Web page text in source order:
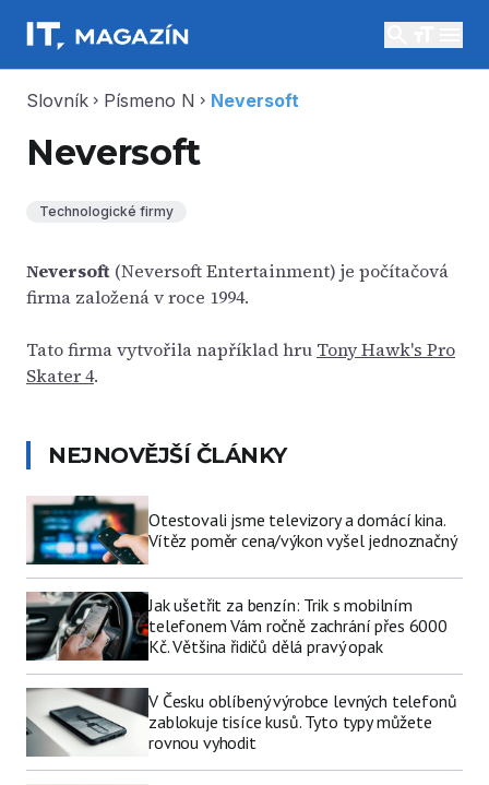
Slovník chevron_right Písmeno N chevron_right Neversoft
Neversoft
Technologické firmy
Neversoft (Neversoft Entertainment) je počítačová
firma založená v roce 1994.
Tato firma vytvořila například hru Tony Hawk's Pro
Skater 4.
NEJNOVĚJŠÍ ČLÁNKY
Otestovali jsme televizory a domácí kina.
Vítěz poměr cena/výkon vyšel jednoznačný
Jak ušetřit za benzín: Trik s mobilním
telefonem Vám ročně zachrání přes 6000
Kč. Většina řidičů dělá pravý opak
V Česku oblíbený výrobce levných telefonů
zablokuje tisíce kusů. Tyto typy můžete
rovnou vyhodit